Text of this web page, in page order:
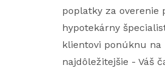
poplatky za overenie
hypotekárny
klientovi ponúknu na
najdôležitejšie - Váš